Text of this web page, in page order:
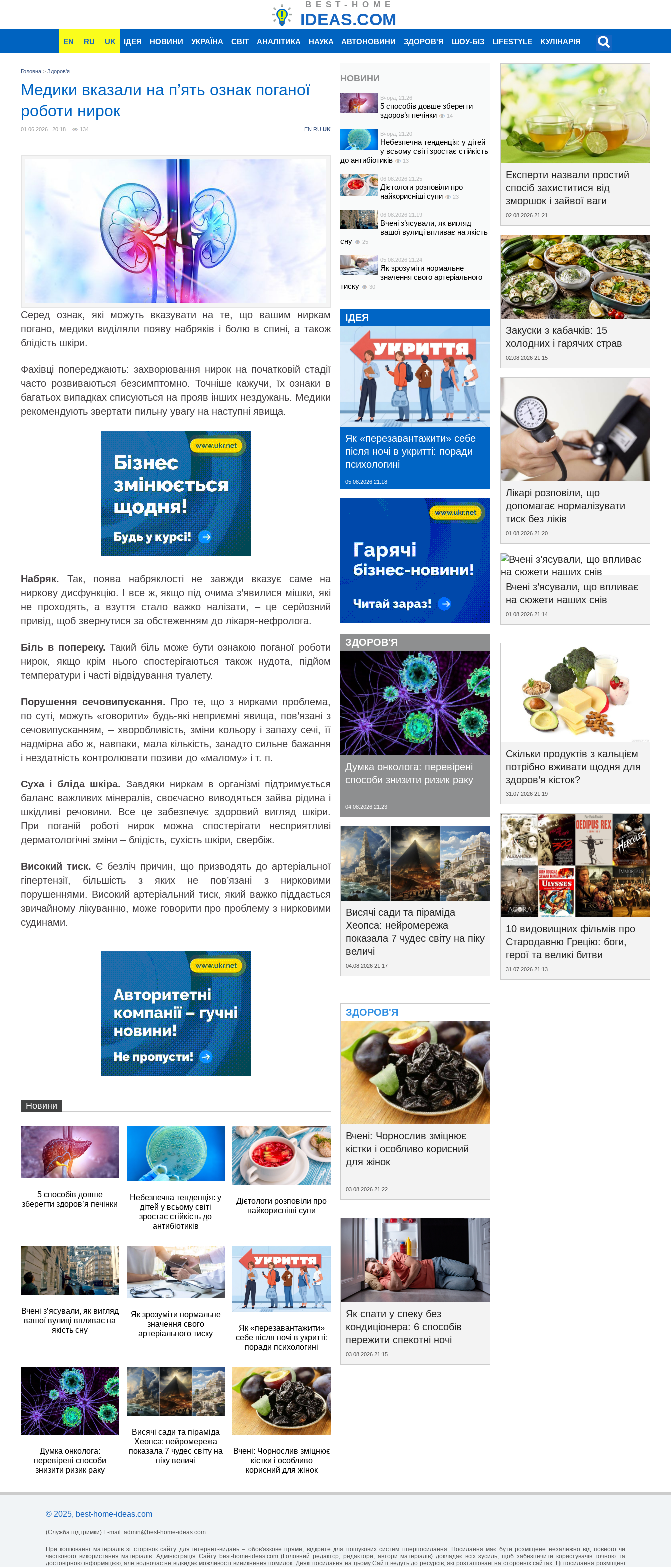
BEST-HOME
IDEAS.COM
EN RU UK ІДЕЯ НОВИНИ УКРАЇНА СВІТ АНАЛІТИКА НАУКА АВТОНОВИНИ ЗДОРОВ'Я ШОУ-БІЗ LIFESTYLE KУЛІНАРІЯ
Головна > Здоров'я
Медики вказали на п’ять ознак поганої
роботи нирок
01.06.2026 20:18 134 EN RU UK
Серед ознак, які можуть вказувати на те, що вашим ниркам
погано, медики виділяли появу набряків і болю в спині, а також
блідість шкіри.
Фахівці попереджають: захворювання нирок на початковій стадії
часто розвиваються безсимптомно. Точніше кажучи, їх ознаки в
багатьох випадках списуються на прояв інших нездужань. Медики
рекомендують звертати пильну увагу на наступні явища.
Набряк. Так, поява набряклості не завжди вказує саме на
ниркову дисфункцію. І все ж, якщо під очима з’явилися мішки, які
не проходять, а взуття стало важко налізати, – це серйозний
привід, щоб звернутися за обстеженням до лікаря-нефролога.
Біль в попереку. Такий біль може бути ознакою поганої роботи
нирок, якщо крім нього спостерігаються також нудота, підйом
температури і часті відвідування туалету.
Порушення сечовипускання. Про те, що з нирками проблема,
по суті, можуть «говорити» будь-які неприємні явища, пов’язані з
сечовипусканням, – хворобливість, зміни кольору і запаху сечі, її
надмірна або ж, навпаки, мала кількість, занадто сильне бажання
і нездатність контролювати позиви до «малому» і т. п.
Суха і бліда шкіра. Завдяки ниркам в організмі підтримується
баланс важливих мінералів, своєчасно виводяться зайва рідина і
шкідливі речовини. Все це забезпечує здоровий вигляд шкіри.
При поганій роботі нирок можна спостерігати несприятливі
дерматологічні зміни – блідість, сухість шкіри, свербіж.
Високий тиск. Є безліч причин, що призводять до артеріальної
гіпертензії, більшість з яких не пов’язані з нирковими
порушеннями. Високий артеріальний тиск, який важко піддається
звичайному лікуванню, може говорити про проблему з нирковими
судинами.
Новини
5 способів довше
зберегти здоров’я печінки
Небезпечна тенденція: у
дітей у всьому світі
зростає стійкість до
антибіотиків
Дієтологи розповіли про
найкорисніші супи
Вчені з’ясували, як вигляд
вашої вулиці впливає на
якість сну
Як зрозуміти нормальне
значення свого
артеріального тиску
Як «перезавантажити»
себе після ночі в укритті:
поради психологині
Думка онколога:
перевірені способи
знизити ризик раку
Висячі сади та піраміда
Хеопса: нейромережа
показала 7 чудес світу на
піку величі
Вчені: Чорнослив зміцнює
кістки і особливо
корисний для жінок
НОВИНИ
Вчора, 21:26
5 способів довше зберегти
здоров’я печінки
14
Вчора, 21:20
Небезпечна тенденція: у дітей
у всьому світі зростає стійкість
до антибіотиків
13
06.08.2026 21:25
Дієтологи розповіли про
найкорисніші супи
23
06.08.2026 21:19
Вчені з’ясували, як вигляд
вашої вулиці впливає на якість
сну
25
05.08.2026 21:24
Як зрозуміти нормальне
значення свого артеріального
тиску
30
ІДЕЯ
Як «перезавантажити» себе
після ночі в укритті: поради
психологині
05.08.2026 21:18
ЗДОРОВ'Я
Думка онколога: перевірені
способи знизити ризик раку
04.08.2026 21:23
Висячі сади та піраміда
Хеопса: нейромережа
показала 7 чудес світу на піку
величі
04.08.2026 21:17
ЗДОРОВ'Я
Вчені: Чорнослив зміцнює
кістки і особливо корисний
для жінок
03.08.2026 21:22
Як спати у спеку без
кондиціонера: 6 способів
пережити спекотні ночі
03.08.2026 21:15
Експерти назвали простий
спосіб захиститися від
зморшок і зайвої ваги
02.08.2026 21:21
Закуски з кабачків: 15
холодних і гарячих страв
02.08.2026 21:15
Лікарі розповіли, що
допомагає нормалізувати
тиск без ліків
01.08.2026 21:20
Вчені з’ясували, що впливає
на сюжети наших снів
01.08.2026 21:14
Скільки продуктів з кальцієм
потрібно вживати щодня для
здоров’я кісток?
31.07.2026 21:19
10 видовищних фільмів про
Стародавню Грецію: боги,
герої та великі битви
31.07.2026 21:13
© 2025, best-home-ideas.com
(Служба підтримки) E-mail: admin@best-home-ideas.com
При копіюванні матеріалів зі сторінок сайту для інтернет-видань – обов'язкове пряме, відкрите для пошукових систем гіперпосилання. Посилання має бути розміщене незалежно від повного чи
часткового використання матеріалів. Адміністрація Сайту best-home-ideas.com (Головний редактор, редактори, автори матеріалів) докладає всіх зусиль, щоб забезпечити користувачів точною та
достовірною інформацією, але водночас не відкидає можливості виникнення помилок. Деякі посилання на цьому Сайті ведуть до ресурсів, які розташовані на сторонніх сайтах. Ці посилання розміщені